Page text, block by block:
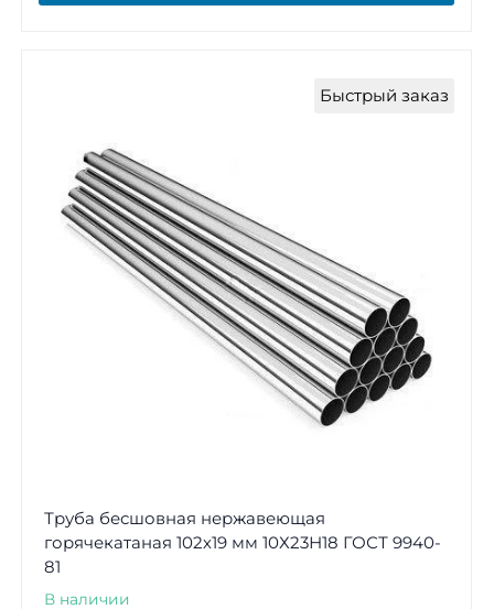
Быстрый заказ
Труба бесшовная нержавеющая
горячекатаная 102х19 мм 10Х23Н18 ГОСТ 9940-
81
В наличии